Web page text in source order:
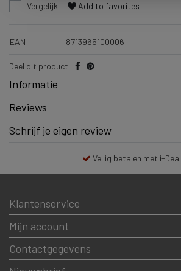
Vergelijk Add to favorites
EAN 8713965100006
Deel dit product
Informatie
Reviews
Schrijf je eigen review
Veilig betalen met i-Deal
Klantenservice
Mijn account
Contactgegevens